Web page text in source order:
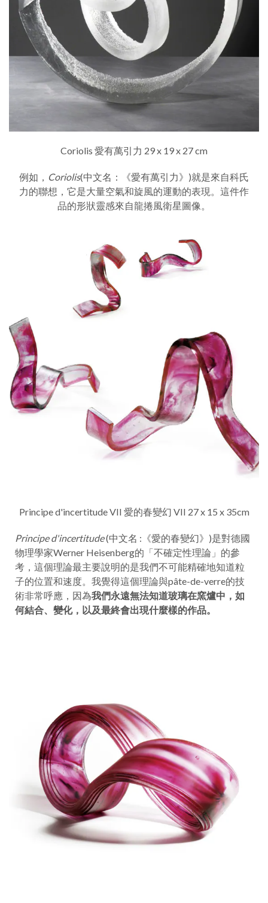
Coriolis 愛有萬引力 29 x 19 x 27 cm
例如， Coriolis(中文名：《愛有萬引力》)就是來自科氏
力的聯想，它是大量空氣和旋風的運動的表現。這件作
品的形狀靈感來自龍捲風衛星圖像。
Principe d'incertitude VII 愛的春變幻 VII 27 x 15 x 35cm
Principe d'incertitude(中文名 :《愛的春變幻》)是對德國
物理學家Werner Heisenberg的「不確定性理論」的參
考，這個理論最主要說明的是我們不可能精確地知道粒
子的位置和速度。我覺得這個理論與pâte-de-verre的技
術非常呼應，因為我們永遠無法知道玻璃在窯爐中，如
何結合、變化，以及最終會出現什麼樣的作品。